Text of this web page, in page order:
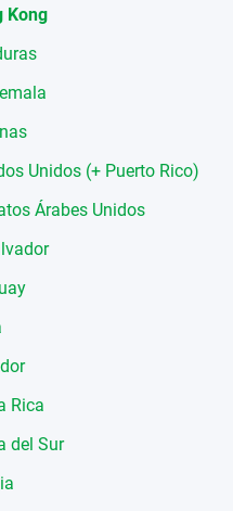
Kong
Unidos (+ Puerto Rico)
Árabes Unidos
Rica
del Sur